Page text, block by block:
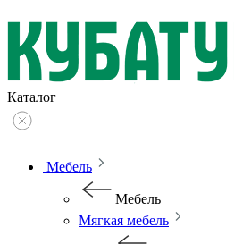
Каталог
Мебель
Мебель
Мягкая мебель